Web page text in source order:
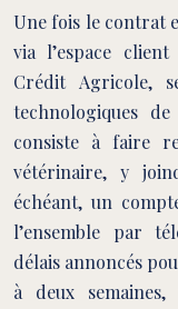
Une fois le contrat
via l’espace
Crédit Agricole,
technologiques
consiste à faire
vétérinaire, y
échéant, un
l’ensemble par
délais annoncés
à deux